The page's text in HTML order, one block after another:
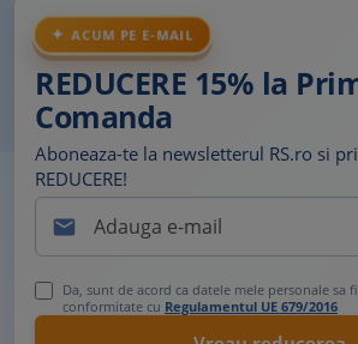
ACUM PE E-MAIL
REDUCERE 15% la
Comanda
Aboneaza-te la newsletterul RS.ro si
REDUCERE!

Da, sunt de acord ca datele mele personale sa
conformitate cu Regulamentul UE 679/2016